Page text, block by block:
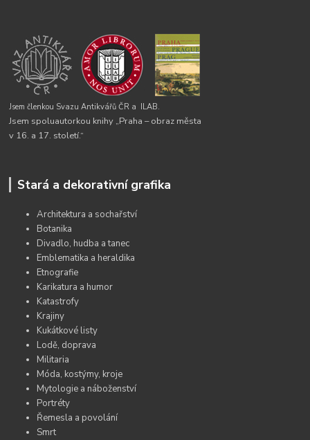
Jsem členkou Svazu Antikvářů ČR a ILAB.
Jsem spoluautorkou knihy „Praha – obraz města
v 16. a 17. století.“
Stará a dekorativní grafika
Architektura a sochařství
Botanika
Divadlo, hudba a tanec
Emblematika a heraldika
Etnografie
Karikatura a humor
Katastrofy
Krajiny
Kukátkové listy
Lodě, doprava
Militaria
Móda, kostýmy, kroje
Mytologie a náboženství
Portréty
Řemesla a povolání
Smrt